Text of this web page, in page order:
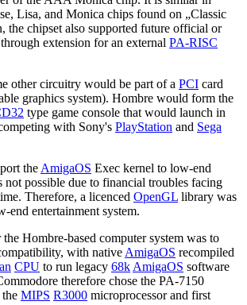
Lisa, and Monica chips found on „Classic
the chipset also supported future official or
extension for an external PA-RISC
other circuitry would be part of a PCI card
graphics system). Hombre would form the
type game console that would launch in
with Sony's PlayStation and Sega
the AmigaOS Exec kernel to low-end
not possible due to financial troubles facing
Therefore, a licenced OpenGL library was
end entertainment system.
Hombre-based computer system was to
with native AmigaOS recompiled
CPU to run legacy 68k AmigaOS software
therefore chose the PA-7150
MIPS R3000 microprocessor and first